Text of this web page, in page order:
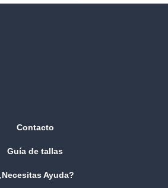
Contacto
Guía de tallas
Ayuda?